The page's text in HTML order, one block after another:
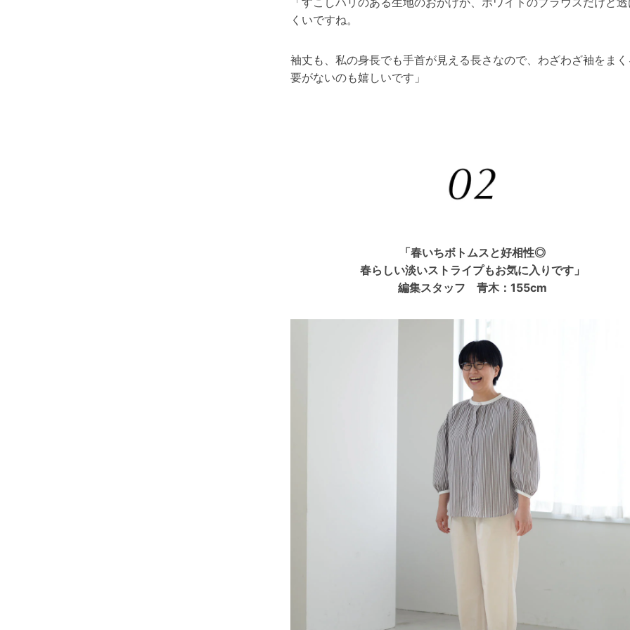
くいですね。
袖丈も、私の身長でも手首が見える長さなので、わざわざ袖をま
要がないのも嬉しいです」
「春いちボトムスと好相性◎
春らしい淡いストライプもお気に入りです」
編集スタッフ 青木：155cm